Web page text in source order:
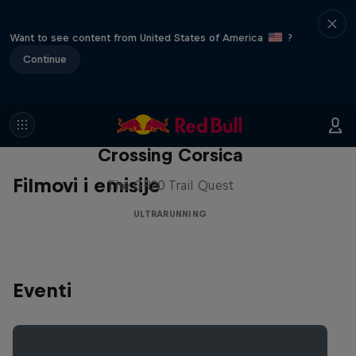
Want to see content from United States of America
?
Continue
Filmovi i emisije
Crossing Corsica
The GR20 Trail Quest
ULTRARUNNING
Eventi